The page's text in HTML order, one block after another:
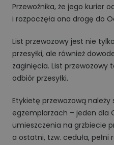
Przewoźnika, że jego kurier
i rozpoczęła ona drogę do
List przewozowy jest nie
przesyłki, ale również
zaginięcia. List
odbiór przesyłki.
Etykietę przewozową należy
egzemplarzach – jeden dla
umieszczenia na grzbiecie
a ostatni, tzw. ceduła, pełni